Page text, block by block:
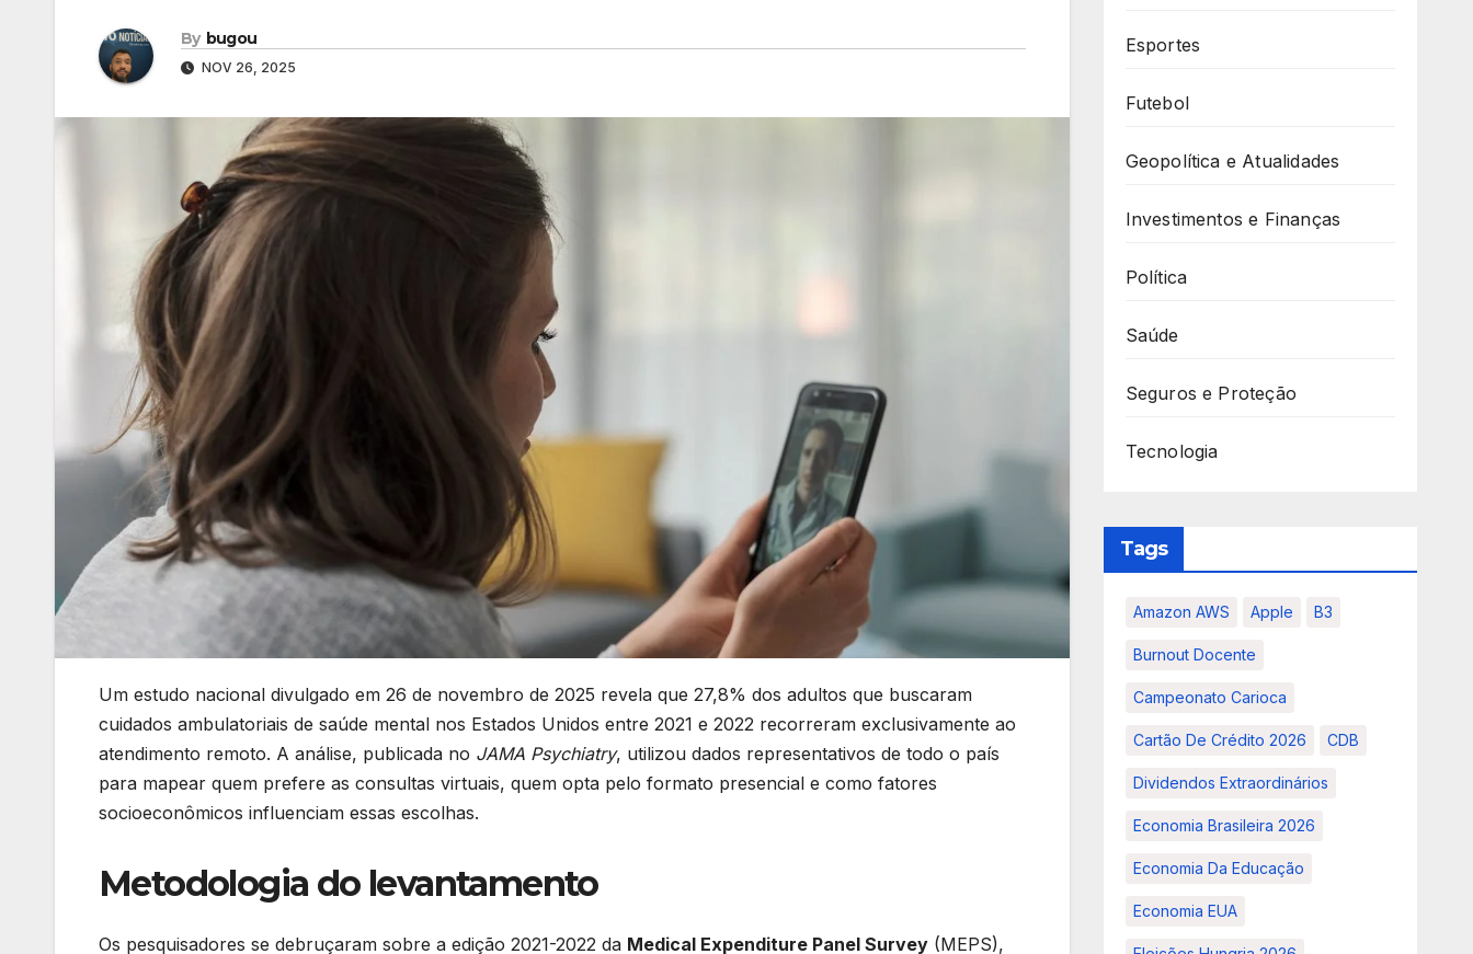
By bugou
NOV 26, 2025
Um estudo nacional divulgado em 26 de novembro de 2025 revela que 27,8% dos adultos que buscaram
cuidados ambulatoriais de saúde mental nos Estados Unidos entre 2021 e 2022 recorreram exclusivamente ao
atendimento remoto. A análise, publicada no JAMA Psychiatry, utilizou dados representativos de todo o país
para mapear quem prefere as consultas virtuais, quem opta pelo formato presencial e como fatores
socioeconômicos influenciam essas escolhas.
Metodologia do levantamento
Os pesquisadores se debruçaram sobre a edição 2021-2022 da Medical Expenditure Panel Survey (MEPS),
Esportes
Futebol
Geopolítica e Atualidades
Investimentos e Finanças
Política
Saúde
Seguros e Proteção
Tecnologia
Tags
Amazon AWS Apple B3
Burnout Docente
Campeonato Carioca
Cartão De Crédito 2026 CDB
Dividendos Extraordinários
Economia Brasileira 2026
Economia Da Educação
Economia EUA